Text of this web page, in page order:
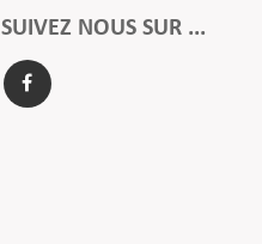
SUIVEZ NOUS SUR ...